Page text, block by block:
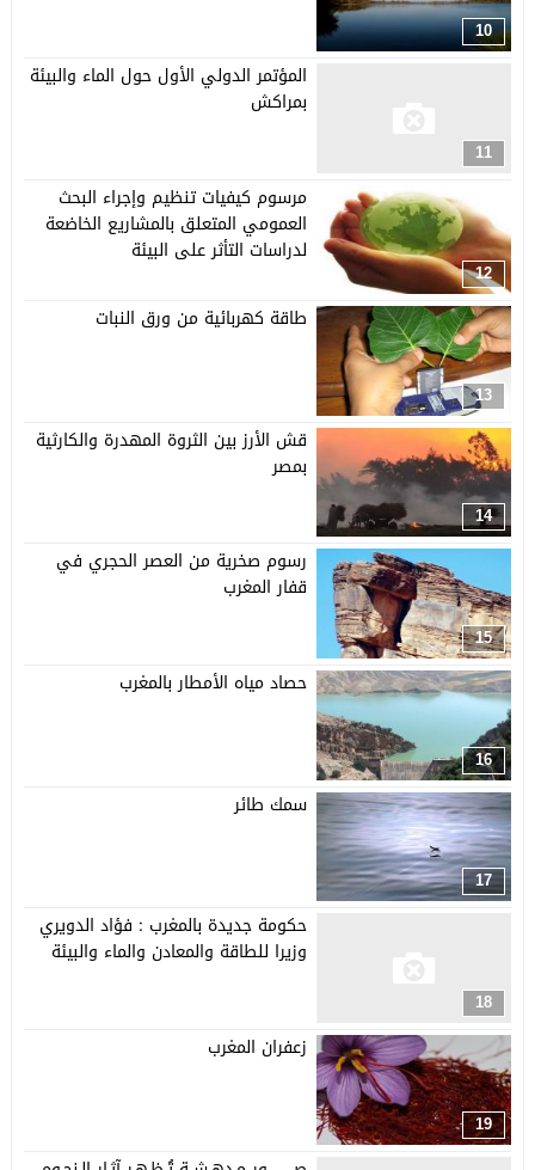
10
11
المؤتمر الدولي الأول حول الماء والبيئة
بمراكش
12
مرسوم كيفيات تنظيم وإجراء البحث
العمومي المتعلق بالمشاريع الخاضعة
لدراسات التأثر على البيئة
13
طاقة كهربائية من ورق النبات
14
قش الأرز بين الثروة المهدرة والكارثية
بمصر
15
رسوم صخرية من العصر الحجري في
قفار المغرب
16
حصاد مياه الأمطار بالمغرب
17
سمك طائر
18
حكومة جديدة بالمغرب : فؤاد الدويري
وزيرا للطاقة والمعادن والماء والبيئة
19
زعفران المغرب